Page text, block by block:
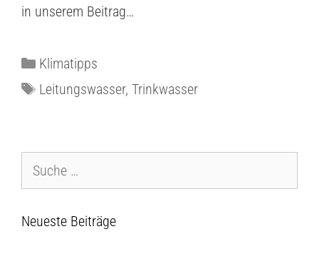
in unserem Beitrag…
Klimatipps
Leitungswasser, Trinkwasser
Neueste Beiträge